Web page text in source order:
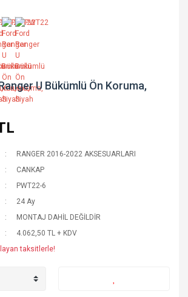
U Bükümlü Ön Koruma,
RANGER 2016-2022 AKSESUARLARI
CANKAP
PWT22-6
24 Ay
MONTAJ DAHİL DEĞİLDİR
4.062,50 TL + KDV
taksitlerle!